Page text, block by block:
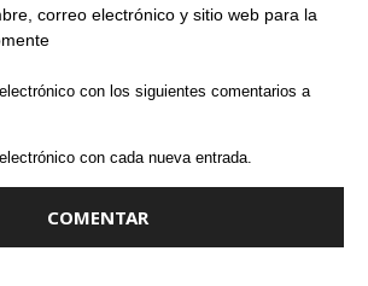
correo electrónico y sitio web para la
con los siguientes comentarios a
con cada nueva entrada.